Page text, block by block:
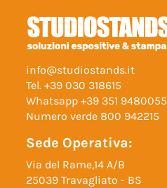
info@studiostands.it
Tel. +39 030 318615
Whatsapp +39 351 9480055
Numero verde 800 942215
Sede Operativa:
Via del Rame,14 A/B
25039 Travagliato - BS